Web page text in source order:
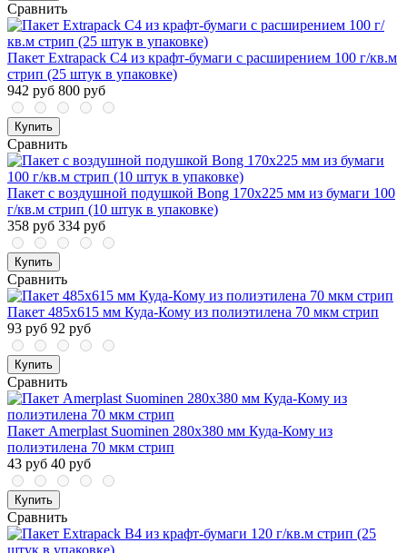
Сравнить
Пакет Extrapack С4 из крафт-бумаги с расширением 100 г/кв.м
стрип (25 штук в упаковке)
942 руб 800 руб
Купить
Сравнить
Пакет с воздушной подушкой Bong 170x225 мм из бумаги 100
г/кв.м стрип (10 штук в упаковке)
358 руб 334 руб
Купить
Сравнить
Пакет 485x615 мм Куда-Кому из полиэтилена 70 мкм стрип
93 руб 92 руб
Купить
Сравнить
Пакет Amerplast Suominen 280x380 мм Куда-Кому из
полиэтилена 70 мкм стрип
43 руб 40 руб
Купить
Сравнить